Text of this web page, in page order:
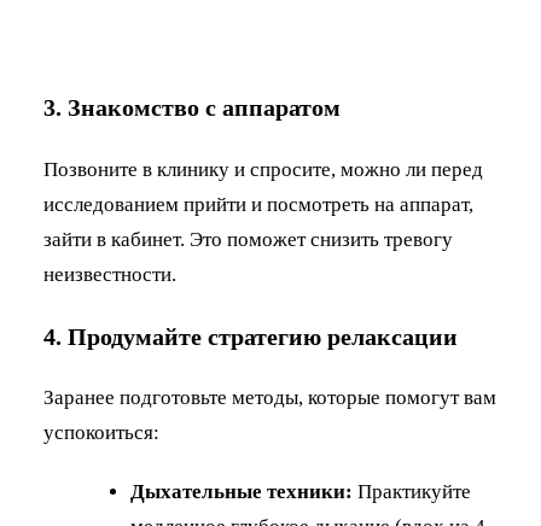
3. Знакомство с аппаратом
Позвоните в клинику и спросите, можно ли перед
исследованием прийти и посмотреть на аппарат,
зайти в кабинет. Это поможет снизить тревогу
неизвестности.
4. Продумайте стратегию релаксации
Заранее подготовьте методы, которые помогут вам
успокоиться:
Дыхательные техники: Практикуйте